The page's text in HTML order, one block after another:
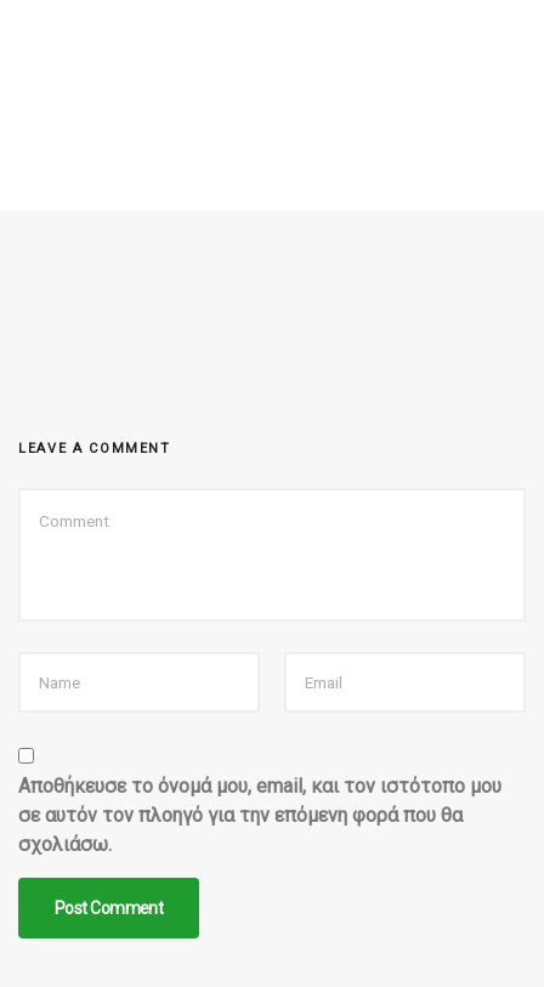
LEAVE A COMMENT
Αποθήκευσε το όνομά μου, email, και τον ιστότοπο μου
σε αυτόν τον πλοηγό για την επόμενη φορά που θα
σχολιάσω.